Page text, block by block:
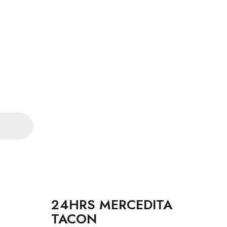
24HRS MERCEDITA
TACON